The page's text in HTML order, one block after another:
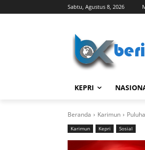
Sabtu, Agustus 8, 2026
KEPRI
Beranda Karimun
Karimun Kepri Sosial